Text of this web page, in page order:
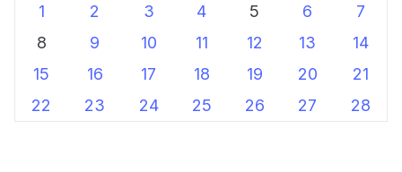
1 2 3 4 5 6
7
8
9 10 11 12 13
14
15
16 17 18 19 20
21
22
23 24 25 26 27 28